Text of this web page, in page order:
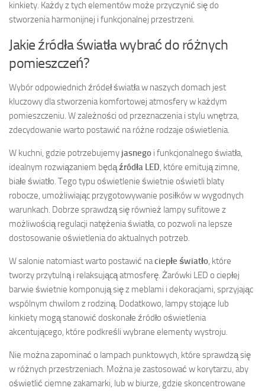
kinkiety. Każdy z tych elementów może przyczynić się do
stworzenia harmonijnej i funkcjonalnej przestrzeni.
Jakie źródła światła wybrać do różnych
pomieszczeń?
Wybór odpowiednich źródeł światła w naszych domach jest
kluczowy dla stworzenia komfortowej atmosfery w każdym
pomieszczeniu. W zależności od przeznaczenia i stylu wnętrza,
zdecydowanie warto postawić na różne rodzaje oświetlenia.
W kuchni, gdzie potrzebujemy jasnego i funkcjonalnego światła,
idealnym rozwiązaniem będąźródła LED, które emitują zimne,
białe światło. Tego typu oświetlenie świetnie oświetli blaty
robocze, umożliwiając przygotowywanie posiłków w wygodnych
warunkach. Dobrze sprawdzą się również lampy sufitowe z
możliwością regulacji natężenia światła, co pozwoli na lepsze
dostosowanie oświetlenia do aktualnych potrzeb.
W salonie natomiast warto postawić naciepłe światło, które
tworzy przytulną i relaksującą atmosferę. Żarówki LED o ciepłej
barwie świetnie komponują się z meblami i dekoracjami, sprzyjając
wspólnym chwilom z rodziną. Dodatkowo, lampy stojące lub
kinkiety mogą stanowić doskonałe źródło oświetlenia
akcentującego, które podkreśli wybrane elementy wystroju.
Nie można zapominać o lampach punktowych, które sprawdzą się
w różnych przestrzeniach. Można je zastosować w korytarzu, aby
oświetlić ciemne zakamarki, lub w biurze, gdzie skoncentrowane